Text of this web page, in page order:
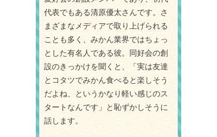
代表でもある清原優太さんです。さ
まざまなメディアで取り上げられる
ことも多く、みかん業界ではちょっ
とした有名人である彼。同好会の創
設のきっかけを聞くと、「実は友達
とコタツでみかん食べると楽しそう
だよね、というかなり軽い感じのス
タートなんです」と恥ずかしそうに
話します。